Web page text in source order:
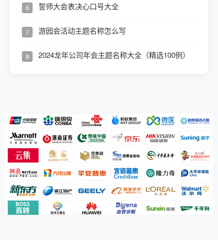
6 誓师大会表决心口号大全
7 游园会活动主题名称怎么写
8 2024龙年公司年会主题名称大全（精选100例）